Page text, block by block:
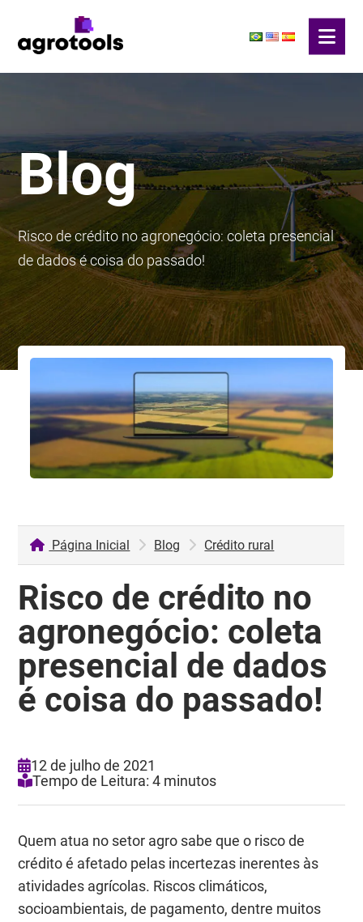
Blog
Risco de crédito no agronegócio: coleta presencial
de dados é coisa do passado!
Página Inicial Blog Crédito rural
Risco de crédito no
agronegócio: coleta
presencial de dados
é coisa do passado!
12 de julho de 2021
Tempo de Leitura: 4 minutos
Quem atua no setor agro sabe que o risco de
crédito é afetado pelas incertezas inerentes às
atividades agrícolas. Riscos climáticos,
socioambientais, de pagamento, dentre muitos